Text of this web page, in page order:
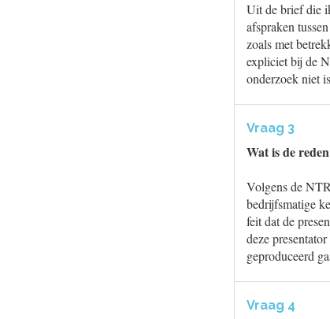
Uit de brief die
afspraken
zoals met
expliciet bij de
onderzoek niet
Vraag 3
Wat is de
Volgens de
bedrijfsmatige
feit dat de
deze
geproduceerd
Vraag 4